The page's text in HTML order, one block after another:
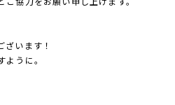
ざいます！
うに。